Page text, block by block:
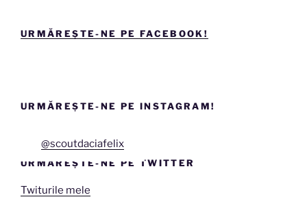
URMĂREȘTE-NE PE FACEBOOK!
URMĂREȘTE-NE PE INSTAGRAM!
@scoutdaciafelix
URMĂREȘTE-NE PE TWITTER
Twiturile mele